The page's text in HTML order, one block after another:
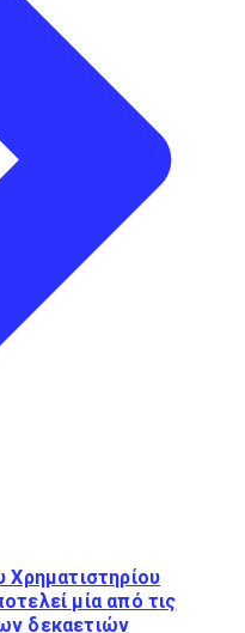
Χρηματιστηρίου
μία από τις
δεκαετιών